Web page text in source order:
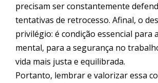
precisam ser constantemente
tentativas de retrocesso. Afinal, o
privilégio: é condição essencial para
mental, para a segurança no
vida mais justa e equilibrada.
Portanto, lembrar e valorizar essa